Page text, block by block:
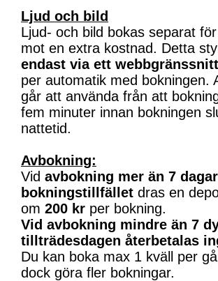
Ljud och bild
Ljud- och bild bokas separat
mot en extra kostnad. Detta
endast via ett webbgränssnitt
per automatik med bokningen.
går att använda från att
fem minuter innan bokningen
nattetid.
Avbokning:
Vid avbokning mer än 7
bokningstillfället dras en
om 200 kr per bokning.
Vid avbokning mindre än 7
tillträdesdagen återbetalas
Du kan boka max 1 kväll per
dock göra fler bokningar.